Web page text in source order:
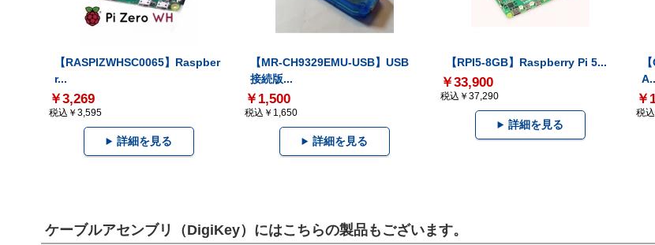
【RASPIZWHSC0065】Raspber
r...
￥3,269
税込￥3,595
詳細を見る
【MR-CH9329EMU-USB】USB
接続版...
￥1,500
税込￥1,650
詳細を見る
【RPI5-8GB】Raspberry Pi 5...
￥33,900
税込￥37,290
詳細を見る
￥
税
ケーブルアセンブリ（DigiKey）にはこちらの製品もございます。